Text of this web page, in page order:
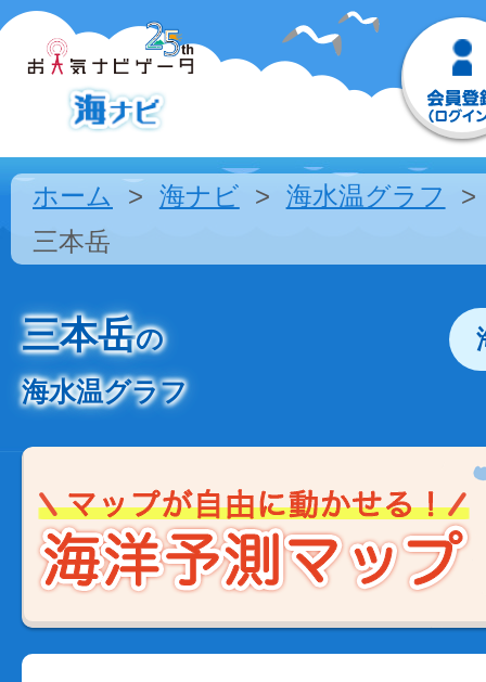
ホーム 海ナビ
海水温グラフ
三本岳
三本岳の
海水温グラフ